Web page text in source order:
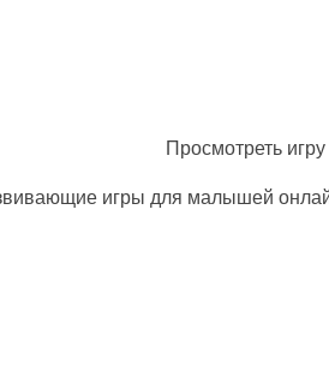
Просмотреть
игры для малышей